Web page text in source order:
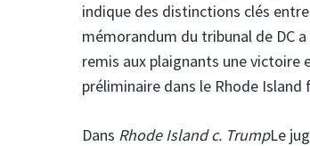
indique des distinctions clés entre
mémorandum du tribunal de DC
remis aux plaignants une victoire
préliminaire dans le Rhode
Dans Rhode Island c. TrumpLe